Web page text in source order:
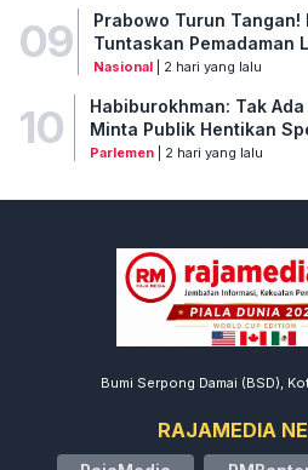
09
Prabowo Turun Tangan!
Tuntaskan Pemadaman
Nasional| 2 hari yang lalu
10
Habiburokhman: Tak
Minta Publik Hentikan
Parlemen| 2 hari yang lalu
Bumi Serpong Damai (BSD),
RAJAMEDIA